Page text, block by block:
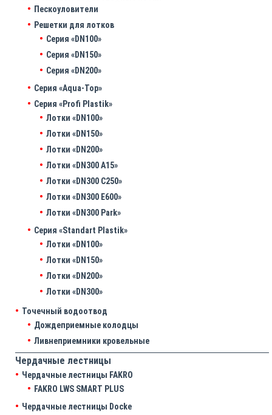
Пескоуловители
Решетки для лотков
Серия «DN100»
Серия «DN150»
Серия «DN200»
Серия «Aqua-Top»
Серия «Profi Plastik»
Лотки «DN100»
Лотки «DN150»
Лотки «DN200»
Лотки «DN300 A15»
Лотки «DN300 C250»
Лотки «DN300 E600»
Лотки «DN300 Park»
Серия «Standart Plastik»
Лотки «DN100»
Лотки «DN150»
Лотки «DN200»
Лотки «DN300»
Точечный водоотвод
Дождеприемные колодцы
Ливнеприемники кровельные
Чердачные лестницы
Чердачные лестницы FAKRO
FAKRO LWS SMART PLUS
Чердачные лестницы Docke